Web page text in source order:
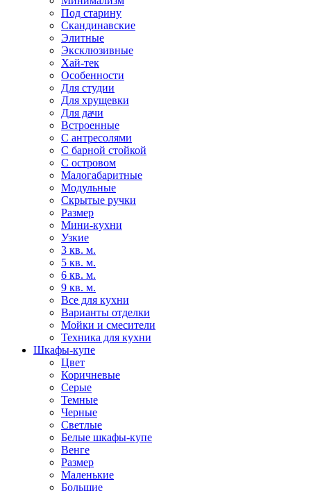
Под старину
Скандинавские
Элитные
Эксклюзивные
Хай-тек
Особенности
Для студии
Для хрущевки
Для дачи
Встроенные
С антресолями
С барной стойкой
С островом
Малогабаритные
Модульные
Скрытые ручки
Размер
Мини-кухни
Узкие
3 кв. м.
5 кв. м.
6 кв. м.
9 кв. м.
Все для кухни
Варианты отделки
Мойки и смесители
Техника для кухни
Шкафы-купе
Цвет
Коричневые
Серые
Темные
Черные
Светлые
Белые шкафы-купе
Венге
Размер
Маленькие
Большие